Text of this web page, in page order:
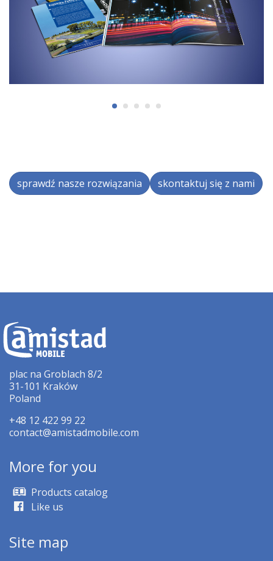
sprawdź nasze rozwiązania skontaktuj się z nami
plac na Groblach 8/2
31-101 Kraków
Poland
+48 12 422 99 22
contact@amistadmobile.com
More for you
Products catalog
Like us
Site map